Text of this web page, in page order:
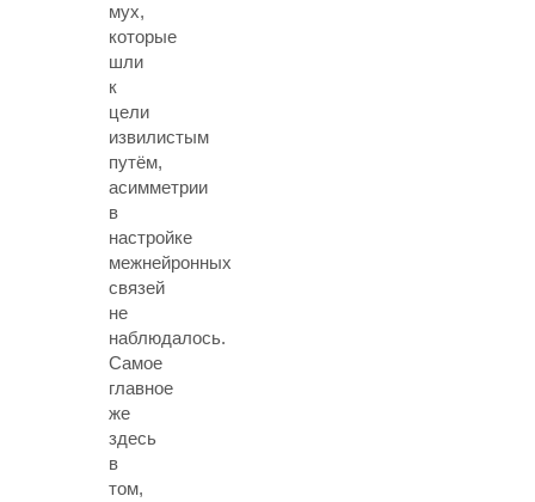
мух,
которые
шли
к
цели
извилистым
путём,
асимметрии
в
настройке
межнейронных
связей
не
наблюдалось.
Самое
главное
же
здесь
в
том,